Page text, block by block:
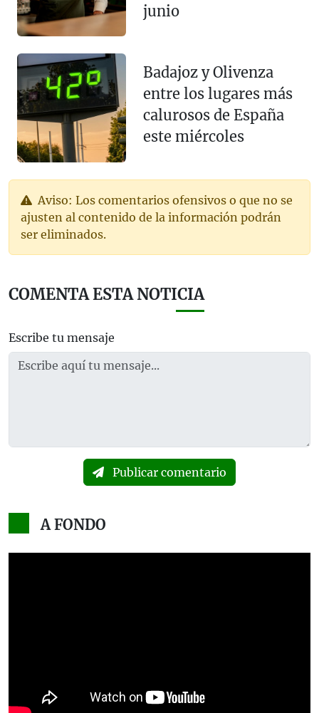
junio
Badajoz y Olivenza
entre los lugares más
calurosos de España
este miércoles
Aviso: Los comentarios ofensivos o que no se
ajusten al contenido de la información podrán
ser eliminados.
COMENTA ESTA NOTICIA
Escribe tu mensaje
Publicar comentario
A FONDO